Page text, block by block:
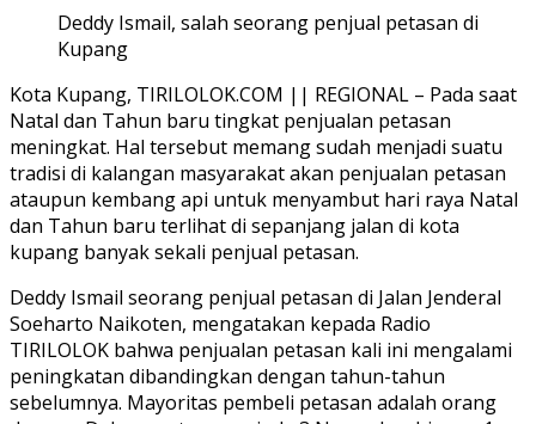
Deddy Ismail, salah seorang penjual petasan di
Kupang
Kota Kupang, TIRILOLOK.COM || REGIONAL – Pada saat
Natal dan Tahun baru tingkat penjualan petasan
meningkat. Hal tersebut memang sudah menjadi suatu
tradisi di kalangan masyarakat akan penjualan petasan
ataupun kembang api untuk menyambut hari raya Natal
dan Tahun baru terlihat di sepanjang jalan di kota
kupang banyak sekali penjual petasan.
Deddy Ismail seorang penjual petasan di Jalan Jenderal
Soeharto Naikoten, mengatakan kepada Radio
TIRILOLOK bahwa penjualan petasan kali ini mengalami
peningkatan dibandingkan dengan tahun-tahun
sebelumnya. Mayoritas pembeli petasan adalah orang